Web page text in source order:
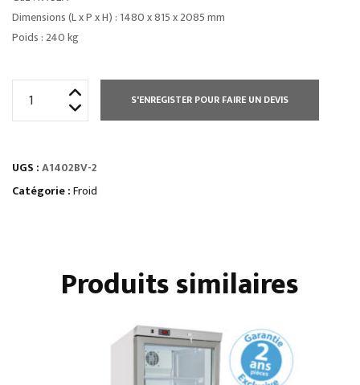
Dimensions (L x P x H) : 1480 x 815 x 2085 mm
Poids : 240 kg
L
NEGATIVE
S'ENREGISTER POUR FAIRE UN DEVIS
UGS :A1402BV-2
Catégorie :Froid
Produits similaires